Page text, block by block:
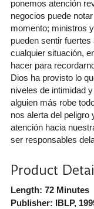
ponemos atención
negocios puede
momento; ministros
pueden sentir
cualquier situación,
hacer para
Dios ha provisto lo
niveles de intimidad
alguien más robe
nos alerta del peligro
atención hacia
ser responsables
Product
Length: 72 Minutes
Publisher: IBLP,